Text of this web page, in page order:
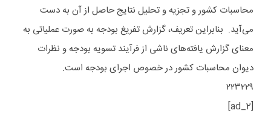
محاسبات کشور و تجزیه و تحلیل نتایج حاصل از آن به دست
می‌آید. بنابراین تعریف، گزارش تفریغ بودجه به صورت عملیاتی به
معنای گزارش یافته‌های ناشی از فرآیند تسویه بودجه و نظرات
دیوان محاسبات کشور در خصوص اجرای بودجه است.
۲۲۳۲۲۹
[ad_2]